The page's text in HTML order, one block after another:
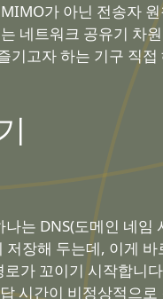
가 아닌 전송자
네트워크 공유기 차
기고자 하는 기구 직접
는 DNS(도메인 네임
장해 두는데, 이게 바
가 꼬이기 시작합니
시간이 비정상적으로